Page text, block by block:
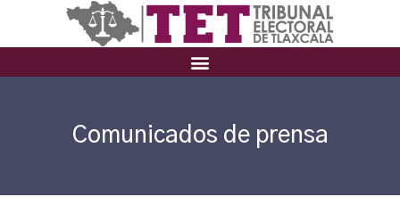
Comunicados de prensa